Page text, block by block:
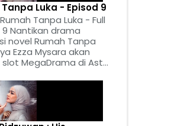
Luka - Episod 9
Tanpa Luka - Full
9 Nantikan drama
novel Rumah Tanpa
Ezza Mysara akan
MegaDrama di Ast...